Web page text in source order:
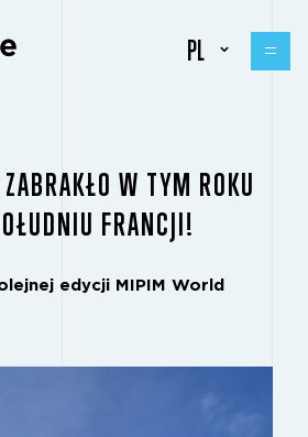
PL
W TYM ROKU
FRANCJI!
edycji MIPIM World